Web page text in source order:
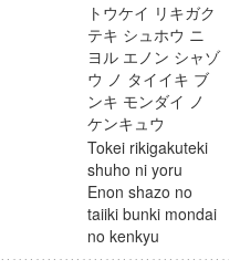
トウケイ リキガク
テキ シュホウ ニ
ヨル エノン シャゾ
ウ ノ タイイキ ブ
ンキ モンダイ ノ
ケンキュウ
Tokei rikigakuteki
shuho ni yoru
Enon shazo no
taiiki bunki mondai
no kenkyu